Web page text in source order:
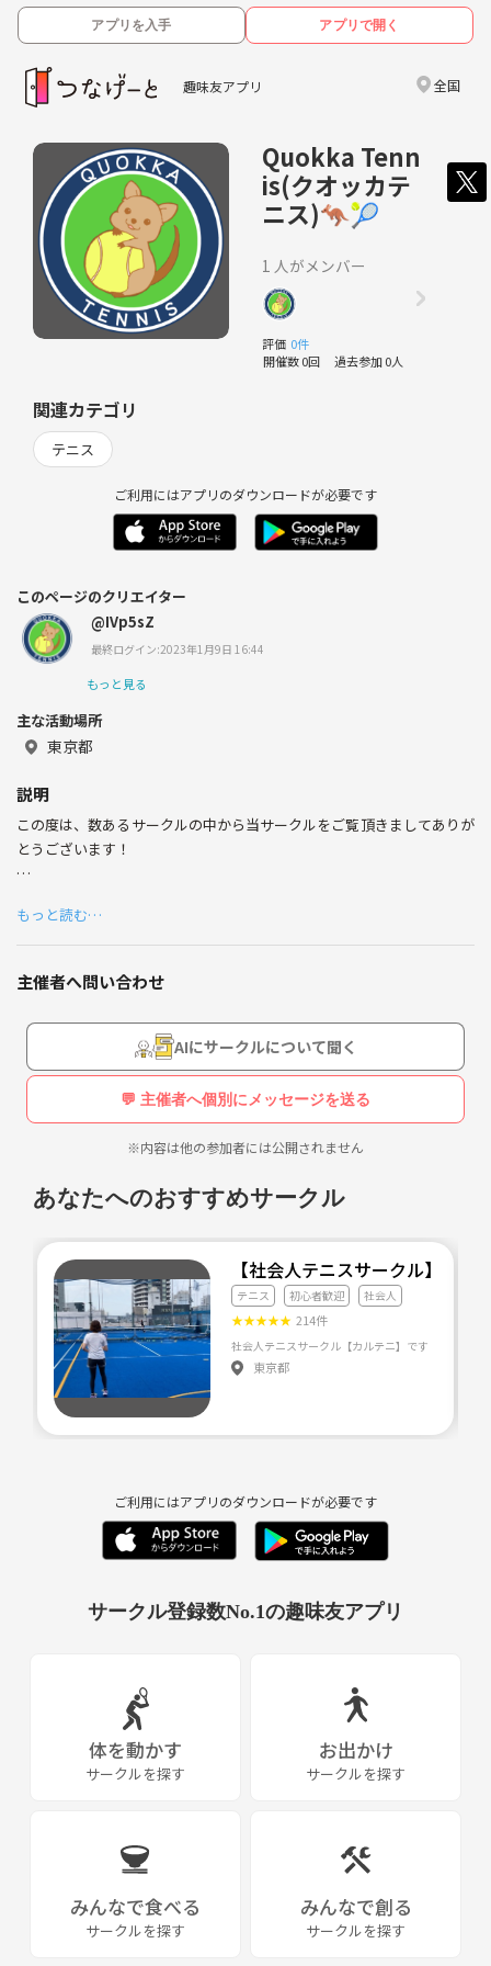
アプリを入手 アプリで開く
趣味友アプリ 全国
Quokka Tenn
is(クオッカテ
ニス)🦘🎾
1 人がメンバー
評価 0件
開催数 0回 過去参加 0人
関連カテゴリ
テニス
ご利用にはアプリのダウンロードが必要です
このページのクリエイター
@IVp5sZ
最終ログイン:2023年1月9日 16:44
もっと見る
主な活動場所
東京都
説明
この度は、数あるサークルの中から当サークルをご覧頂きましてありが
とうございます！
礼儀正しく、やる気のある30歳程度までの男女の方を募集中です！
向上心があり、明るくコミュニケーションが取れる方からのご応募お待
ちしております
※礼儀に欠ける方・コミュニケーションが取れない方はお断りしており
ます
一緒にサークルを盛り上げていってくれる方が来てくれると嬉しいです
ちなみに、、、主催者はお酒が好きなので、お酒好きの方だとなお嬉し
いです…🍺！(もちろん飲めなくても大丈夫です笑)
募集のレベル感としては、男性：初中級者～中上級者(社会人限定)、女
性：初級者～上級者(学生歓迎)です
初回は、大抵お一人で参加される方がほとんどですので、安心してご応
募ください(レンタルラケットもあります)
【🎾クオッカテニスとは？🎾】
コロナ禍で運動不足になった主催者が、運動不足解消を目的にテニスを
始めたところテニスにはまり、初心者が入れるサークルが近くになかっ
たので😢だったら自分で作ってしまおう！と、高校時代からの友人と設
立した「硬式」テニスサークルです🎾
張ってテニスボールを追いかけよう！！ というのがサークル名の由来
生涯を通じて切磋琢磨できるテニス仲間を作る！みんなでテニスを楽し
み、いつかは、、、市民大会優勝！！
江東区を中心に、江戸川区・市川市でも
木場公園・大島小松川公園での開催が多く、他には西葛西、行徳中央、
有明テニスの森等でも開催しております
(葛飾区、墨田区、台東区、新宿区、千代田区、中央区、港区、浦安市
土曜・祝日のナイターを中心に月3～4回ほどコンスタントに開催してい
※2021年は75回の開催予定に対し、緊急事態宣言・雨天による中止が1
9回、延べ56回(月平均4.67回)の開催となりました
もっと読む…
主催者へ問い合わせ
AIにサークルについて聞く
💬 主催者へ個別にメッセージを送る
※内容は他の参加者には公開されません
あなたへのおすすめサークル
【社会人テニスサークル】カル
テニス 初心者歓迎 社会人
★★★★★ 214件
東京都
ご利用にはアプリのダウンロードが必要です
サークル登録数No.1の趣味友アプリ
体を動かす
サークルを探す
お出かけ
サークルを探す
みんなで食べる
サークルを探す
みんなで創る
サークルを探す